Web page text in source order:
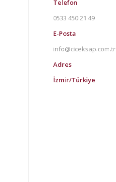
Telefon
0533 450 21 49
E-Posta
info@ciceksap.com.tr
Adres
İzmir/Türkiye